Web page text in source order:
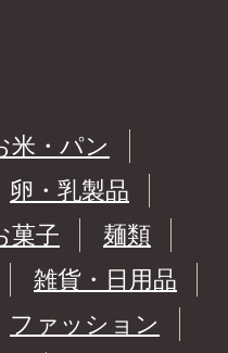
米・パン
卵・乳製品
菓子
麺類
雑貨・日用品
ファッション